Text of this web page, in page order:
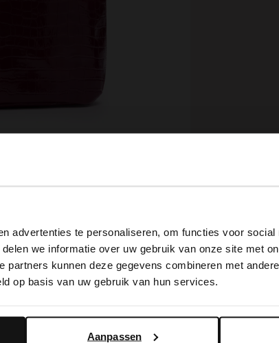
advertenties te personaliseren, om functies voor social
we informatie over uw gebruik van onze site met
partners kunnen deze gegevens combineren met
op basis van uw gebruik van hun services.
Aanpassen
Burgundy leren croco schoudertas van
like your language isn't Dutch. Would you like to